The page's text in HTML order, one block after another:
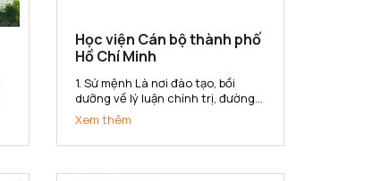
Học viện Cán bộ thành phố
Hồ Chí Minh
1. Sứ mệnh Là nơi đào tạo, bồi
dưỡng về lý luận chính trị, đường
lối, chính sách của Đảng và pháp
luật của nhà nước; kiến thức và
kỹ năng quản lý nhà nước cho đội
của Thành phố Hồ Chí Minh...
Xem thêm